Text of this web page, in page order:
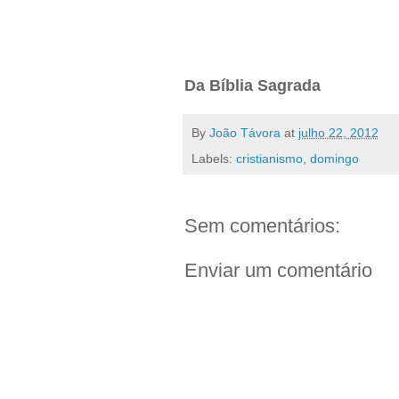
Da Bíblia Sagrada
By João Távora at julho 22, 2012
Labels: cristianismo, domingo
Sem comentários:
Enviar um comentário